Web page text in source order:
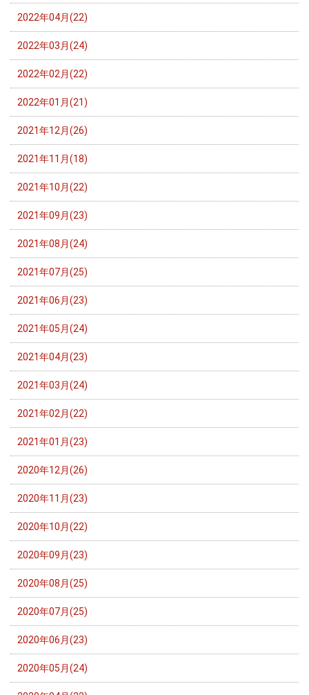
2022年04月(22)
2022年03月(24)
2022年02月(22)
2022年01月(21)
2021年12月(26)
2021年11月(18)
2021年10月(22)
2021年09月(23)
2021年08月(24)
2021年07月(25)
2021年06月(23)
2021年05月(24)
2021年04月(23)
2021年03月(24)
2021年02月(22)
2021年01月(23)
2020年12月(26)
2020年11月(23)
2020年10月(22)
2020年09月(23)
2020年08月(25)
2020年07月(25)
2020年06月(23)
2020年05月(24)